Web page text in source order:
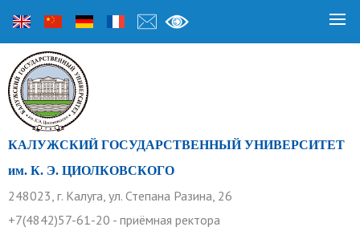
КАЛУЖСКИЙ ГОСУДАРСТВЕННЫЙ УНИВЕРСИТЕТ
им. К. Э. ЦИОЛКОВСКОГО
248023, г. Калуга, ул. Степана Разина, 26
+7(4842)57-61-20 - приёмная ректора